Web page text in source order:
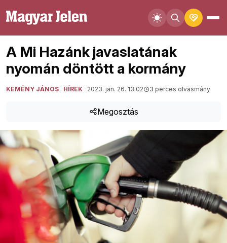
A Mi Hazánk javaslatának
nyomán döntött a kormány
KEMÉNY JÁNOS HÍREK 2023. jan. 26. 13:02 3 perces olvasmány
Megosztás